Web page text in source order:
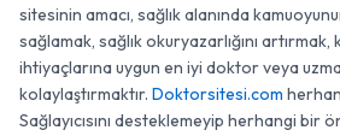
sitesinin amacı, sağlık alanında
sağlamak, sağlık okuryazarlığını artırmak,
ihtiyaçlarına uygun en iyi doktor veya
kolaylaştırmaktır. Doktorsitesi.com
Sağlayıcısını desteklemeyip herhangi bir